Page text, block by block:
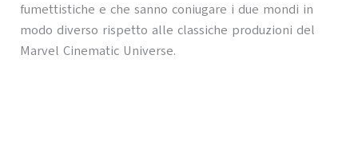
fumettistiche e che sanno coniugare i due mondi in
modo diverso rispetto alle classiche produzioni del
Marvel Cinematic Universe.